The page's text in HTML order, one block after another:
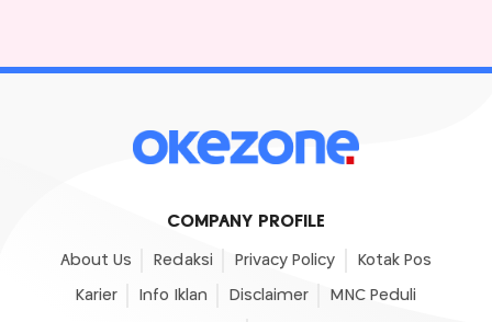
COMPANY PROFILE
About Us Redaksi Privacy Policy Kotak Pos
Karier Info Iklan Disclaimer MNC Peduli